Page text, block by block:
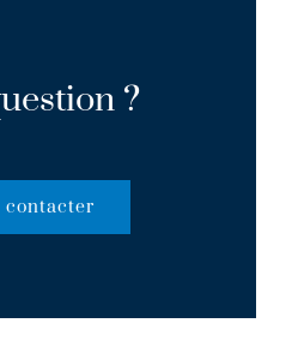
?
contacter